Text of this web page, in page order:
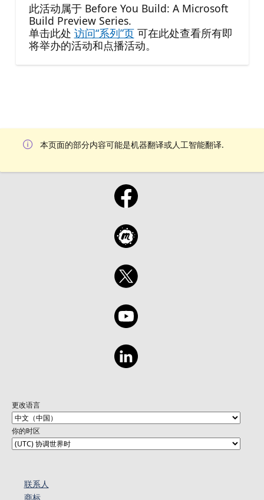
此活动属于 Before You Build: A Microsoft
Build Preview Series.
单击此处 访问“系列”页可在此处查看所有即
将举办的活动和点播活动。
本页面的部分内容可能是机器翻译或人工智能翻译.
更改语言
你的时区
联系人
商标